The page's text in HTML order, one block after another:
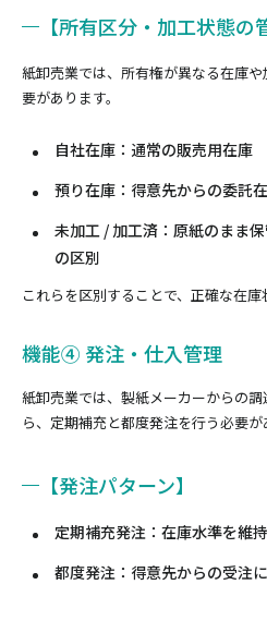
【所有区分・加工状態の
紙卸売業では、所有権が異なる在庫
要があります。
自社在庫：通常の販売用在庫
預り在庫：得意先からの委託
未加工 / 加工済：原紙のまま
の区別
これらを区別することで、正確な在庫
機能④ 発注・仕入管理
紙卸売業では、製紙メーカーからの
ら、定期補充と都度発注を行う必要が
【発注パターン】
定期補充発注：在庫水準を維
都度発注：得意先からの受注